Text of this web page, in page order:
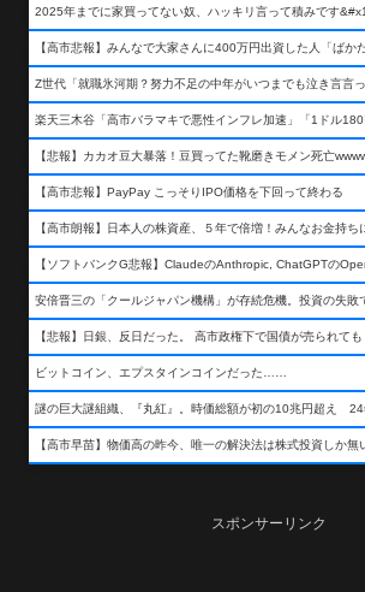
【悲報】カカオ豆大暴落！豆買ってた靴磨きモメン死亡
【高市悲報】PayPay こっそりIPO価格を下回って終わる
【高市朗報】日本人の株資産、５年で倍増！みんなお金持ち
【悲報】日銀、反日だった。 高市政権下で国債が売られても
ビットコイン、エプスタインコインだった……
スポンサーリンク